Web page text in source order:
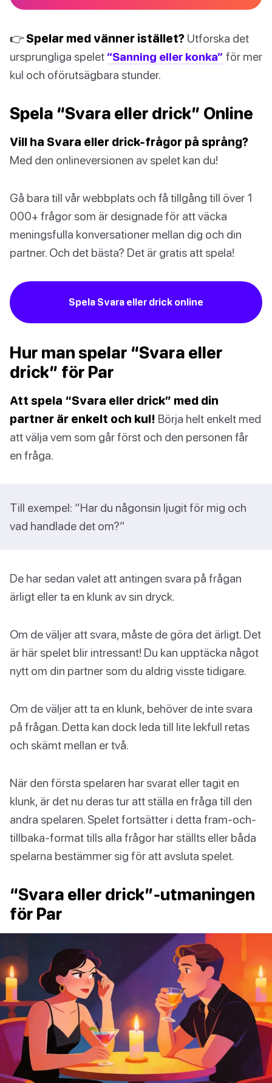
👉 Spelar med vänner istället? Utforska det
ursprungliga spelet “Sanning eller konka” för mer
kul och oförutsägbara stunder.
Spela “Svara eller drick” Online
Vill ha Svara eller drick-frågor på språng?
Med den onlineversionen av spelet kan du!
Gå bara till vår webbplats och få tillgång till över 1
000+ frågor som är designade för att väcka
meningsfulla konversationer mellan dig och din
partner. Och det bästa? Det är gratis att spela!
Spela Svara eller drick online
Hur man spelar “Svara eller
drick” för Par
Att spela “Svara eller drick” med din
partner är enkelt och kul! Börja helt enkelt med
att välja vem som går först och den personen får
en fråga.
Till exempel: “Har du någonsin ljugit för mig och
vad handlade det om?”
De har sedan valet att antingen svara på frågan
ärligt eller ta en klunk av sin dryck.
Om de väljer att svara, måste de göra det ärligt. Det
är här spelet blir intressant! Du kan upptäcka något
nytt om din partner som du aldrig visste tidigare.
Om de väljer att ta en klunk, behöver de inte svara
på frågan. Detta kan dock leda till lite lekfull retas
och skämt mellan er två.
När den första spelaren har svarat eller tagit en
klunk, är det nu deras tur att ställa en fråga till den
andra spelaren. Spelet fortsätter i detta fram-och-
tillbaka-format tills alla frågor har ställts eller båda
spelarna bestämmer sig för att avsluta spelet.
“Svara eller drick”-utmaningen
för Par